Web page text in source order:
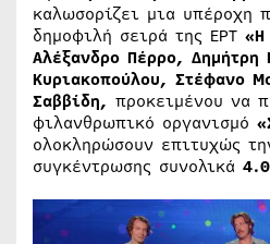
καλωσορίζει μια υπέροχη
δημοφιλή σειρά της ΕΡΤ «Η
Αλέξανδρο Πέρρο, Δημήτρη
Κυριακοπούλου, Στέφανο
Σαββίδη, προκειμένου να
φιλανθρωπικό οργανισμό
ολοκληρώσουν επιτυχώς
συγκέντρωσης συνολικά